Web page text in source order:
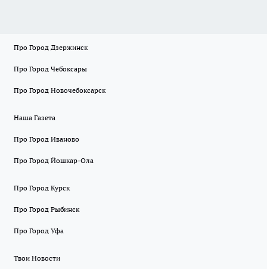
Про Город Дзержинск
Про Город Чебоксары
Про Город Новочебоксарск
Наша Газета
Про Город Иваново
Про Город Йошкар-Ола
Про Город Курск
Про Город Рыбинск
Про Город Уфа
Твои Новости